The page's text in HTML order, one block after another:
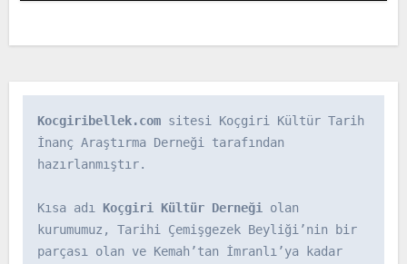
Kocgiribellek.com sitesi Koçgiri Kültür Tarih
İnanç Araştırma Derneği tarafından
hazırlanmıştır.
Kısa adı Koçgiri Kültür Derneği olan
kurumumuz, Tarihi Çemişgezek Beyliği’nin bir
parçası olan ve Kemah’tan İmranlı’ya kadar